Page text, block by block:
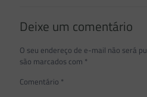
Deixe um comentário
O seu endereço de e-mail não será
são marcados com *
Comentário *